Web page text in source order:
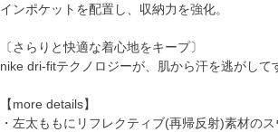
インポケットを配置し、収納力を強化。
〔さらりと快適な着心地をキープ〕
nike dri-fitテクノロジーが、肌から汗を逃がして
【more details】
・左太ももにリフレクティブ(再帰反射)素材の